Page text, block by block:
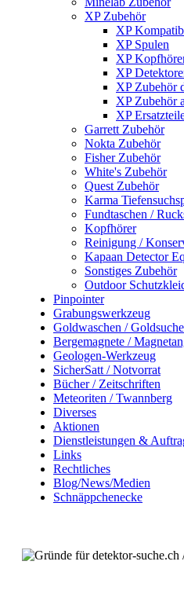
XP Zubehör
XP
XP Spulen
XP
XP
XP Zubehör
XP Zubehör
XP
Garrett Zubehör
Nokta Zubehör
Fisher Zubehör
White's Zubehör
Quest Zubehör
Karma
Fundtaschen /
Kopfhörer
Reinigung /
Kapaan Detector
Sonstiges Zubehör
Outdoor
Pinpointer
Grabungswerkzeug
Goldwaschen / Goldsuche
Bergemagnete /
Geologen-Werkzeug
SicherSatt / Notvorrat
Bücher / Zeitschriften
Meteoriten / Twannberg
Diverses
Aktionen
Dienstleistungen &
Links
Rechtliches
Blog/News/Medien
Schnäppchenecke